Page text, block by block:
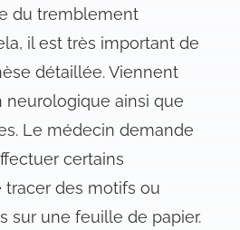
du tremblement
il est très important de
détaillée. Viennent
neurologique ainsi que
Le médecin demande
certains
des motifs ou
sur une feuille de papier.